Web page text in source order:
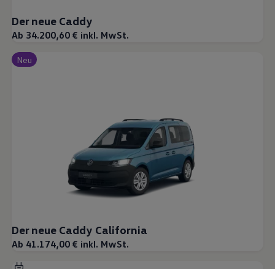
Der neue Caddy
Ab 34.200,60 € inkl. MwSt.
Neu
Der neue Caddy California
Ab 41.174,00 € inkl. MwSt.